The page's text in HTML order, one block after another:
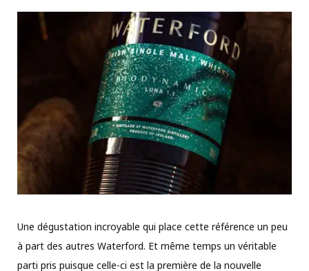
Une dégustation incroyable qui place cette référence un peu
à part des autres Waterford. Et même temps un véritable
parti pris puisque celle-ci est la première de la nouvelle